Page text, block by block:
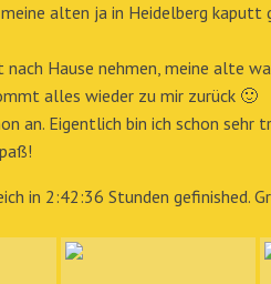
alten ja in Heidelberg kaputt
Hause nehmen, meine alte
alles wieder zu mir zurück 🙂
an. Eigentlich bin ich schon sehr
in 2:42:36 Stunden gefinished.